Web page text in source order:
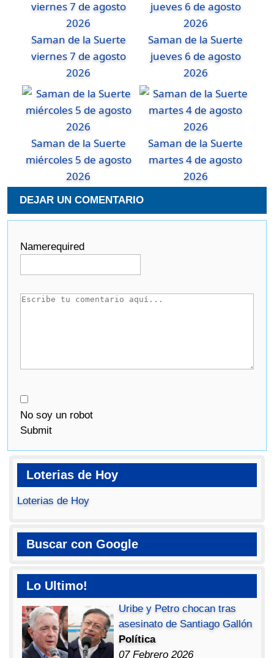
Saman de la Suerte
viernes 7 de agosto
2026
Saman de la Suerte
jueves 6 de agosto
2026
Saman de la Suerte
miércoles 5 de agosto
2026
Saman de la Suerte
martes 4 de agosto
2026
DEJAR UN COMENTARIO
Namerequired
No soy un robot
Submit
Loterias de Hoy
Loterias de Hoy
Buscar con Google
Lo Ultimo!
Uribe y Petro chocan tras
asesinato de Santiago Gallón
Política
07 Febrero 2026